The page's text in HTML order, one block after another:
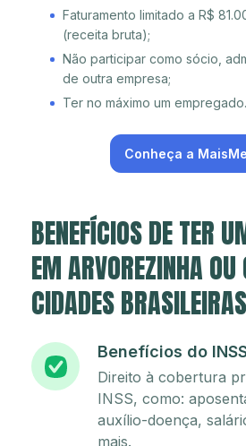
Faturamento limitado a R$
(receita bruta);
Não participar como sócio,
de outra empresa;
Ter no máximo um empregado.
Conheça a
BENEFÍCIOS DE TER
EM ARVOREZINHA OU
CIDADES BRASILEIRAS
Benefícios do
Direito à cobertura
INSS, como:
auxílio-doença,
mais.